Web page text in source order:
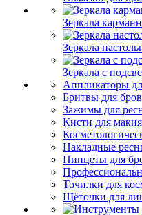
Зеркала
Зеркала
Зеркала с
Аппликаторы
Бритвы для
Зажимы для
Кисти для
Накладные
Пинцеты для
Точилки для
Щёточки для